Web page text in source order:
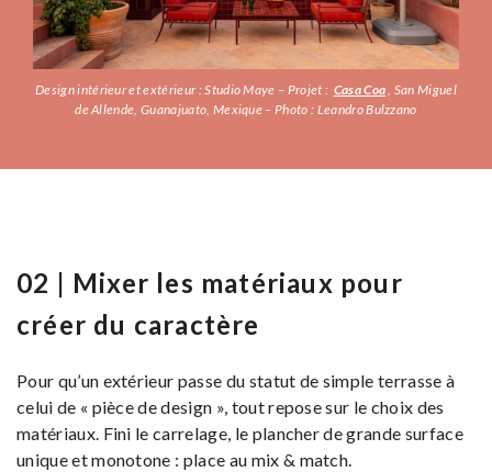
Design intérieur et extérieur : Studio Maye – Projet : Casa Coa, San Miguel
de Allende, Guanajuato, Mexique – Photo : Leandro Bulzzano
02 | Mixer les matériaux pour
créer du caractère
Pour qu’un extérieur passe du statut de simple terrasse à
celui de « pièce de design », tout repose sur le choix des
matériaux. Fini le carrelage, le plancher de grande surface
unique et monotone : place au mix & match.